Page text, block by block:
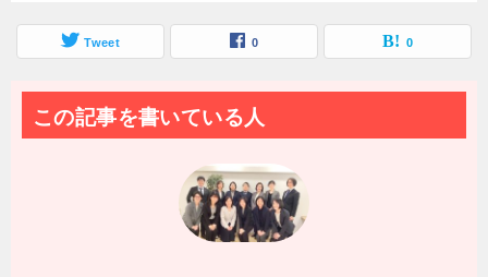
Tweet 0 0
この記事を書いている人